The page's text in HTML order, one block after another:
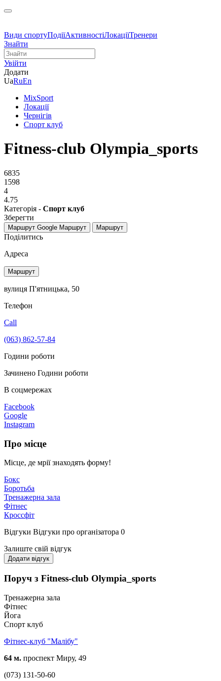
Види спортуПодіїАктивностіЛокаціїТренери
Знайти
Увійти
Додати
UaRuEn
MixSport
Локації
Чернігів
Спорт клуб
Fitness-club Olympia_sports
6835
1598
4
4.75
Категорія - Спорт клуб
Зберегти
Маршрут Google Маршрут Маршрут
Поділитись
Адреса
Маршрут
вулиця П'ятницька, 50
Телефон
Call
(063) 862-57-84
Години роботи
Зачинено Години роботи
В соцмережах
Facebook
Google
Instagram
Про місце
Місце, де мрії знаходять форму!
Бокс
Боротьба
Тренажерна зала
Фітнес
Кроссфіт
Відгуки Відгуки про організатора 0
Залиште свій відгук
Додати відгук
Поруч з Fitness-club Olympia_sports
Тренажерна зала
Фітнес
Йога
Спорт клуб
Фітнес-клуб "Малібу"
64 м. проспект Миру, 49
(073) 131-50-60